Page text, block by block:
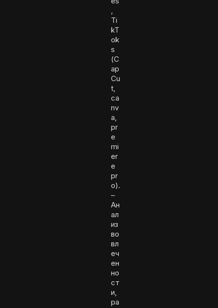
,
Ti
kT
ok
s
(C
ap
Cu
t,
ca
nv
a,
pr
e
mi
er
e
pr
o).
–
Ан
ал
из
во
вл
еч
ен
но
ст
и,
ра